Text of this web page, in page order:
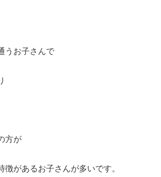
うお子さんで
方が
徴があるお子さんが多いです。